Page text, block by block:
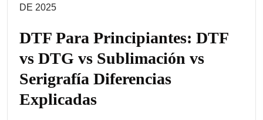
DE 2025
DTF Para Principiantes: DTF
vs DTG vs Sublimación vs
Serigrafía Diferencias
Explicadas